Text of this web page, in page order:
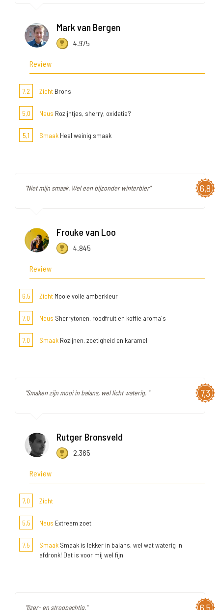
Mark van Bergen
4.975
Review
7,2 Zicht Brons
5,0 Neus Rozijntjes, sherry, oxidatie?
5,1 Smaak Heel weinig smaak
6,8
"Niet mijn smaak. Wel een bijzonder winterbier"
Frouke van Loo
4.845
Review
6,5 Zicht Mooie volle amberkleur
7,0 Neus Sherrytonen, roodfruit en koffie aroma's
7,0 Smaak Rozijnen, zoetigheid en karamel
7,3
"Smaken zijn mooi in balans, wel licht waterig. "
Rutger Bronsveld
2.365
Review
7,0 Zicht
5,5 Neus Extreem zoet
7,5 Smaak Smaak is lekker in balans, wel wat waterig in
afdronk! Dat is voor mij wel fijn
"Ijzer- en stroopachtig."